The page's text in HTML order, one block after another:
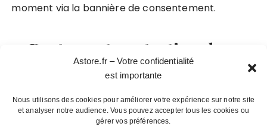
Astore.fr – Votre confidentialité
est importante
Nous utilisons des cookies pour améliorer votre expérience sur notre site
et analyser notre audience. Vous pouvez accepter tous les cookies ou
gérer vos préférences.
moment via la bannière de consentement.
4. Partage et protection des
données
Nous ne vendons ni ne louons vos données à